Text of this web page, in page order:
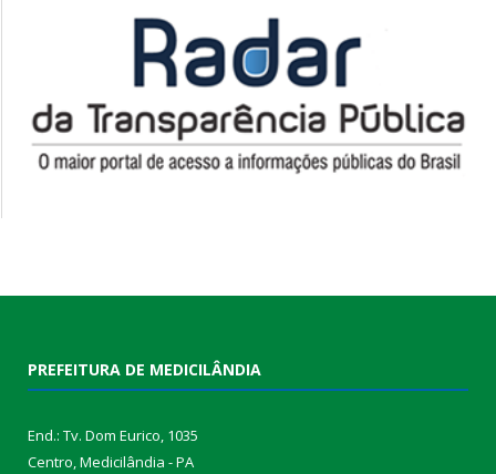
PREFEITURA DE MEDICILÂNDIA
End.: Tv. Dom Eurico, 1035
Centro, Medicilândia - PA